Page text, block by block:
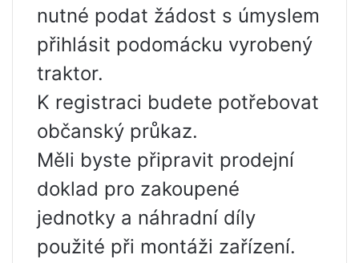
nutné podat žádost s úmyslem
přihlásit podomácku vyrobený
traktor.
K registraci budete potřebovat
občanský průkaz.
Měli byste připravit prodejní
doklad pro zakoupené
jednotky a náhradní díly
použité při montáži zařízení.